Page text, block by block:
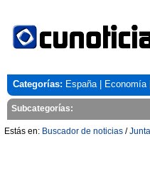
Categorías: España| Economía|
Subcategorías:
Estás en: Buscador de noticias /